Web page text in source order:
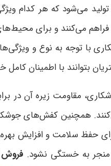
می‌شود که هر کدام
می‌کنند و برای
با توجه به نوع و
بتوانند با اطمینان کامل
مقاومت زیره آن در
همچنین کفش‌های
حفظ سلامت و افزایش
منجر به خستگی نشود. فروش